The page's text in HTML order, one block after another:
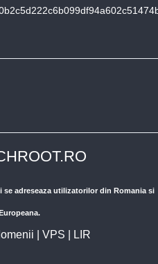
adreseaza utilizatorilor din Romania si
VPS LIR